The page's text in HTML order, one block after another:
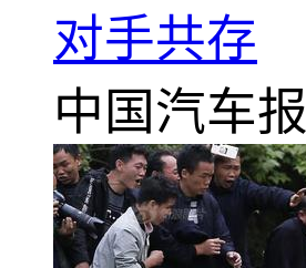
对手共存
中国汽车报